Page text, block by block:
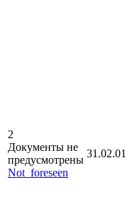
2
Документы не
предусмотрены
Not_foreseen
31.02.01